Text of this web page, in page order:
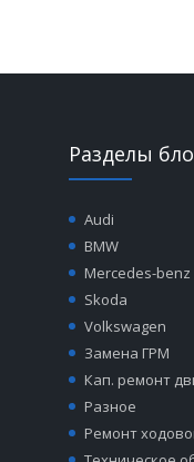
Разделы
Audi
BMW
Mercedes-benz
Skoda
Volkswagen
Замена ГРМ
Кап. ремонт
Разное
Ремонт